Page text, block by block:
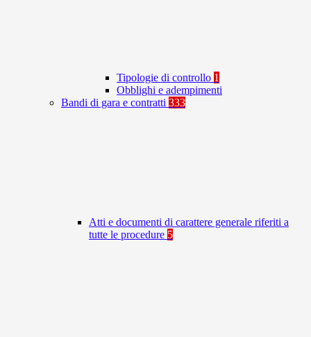
Tipologie di controllo 1
Obblighi e adempimenti
Bandi di gara e contratti 333
Atti e documenti di carattere generale riferiti a
tutte le procedure 5